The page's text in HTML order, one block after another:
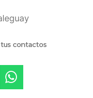
contactos